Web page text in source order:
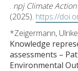
. npj Climate
(2025). https://
*Zeigermann,
Knowledge
assessments –
Environmental